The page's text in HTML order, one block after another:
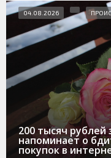
200 тысяч
напоминает о
покупок в
04.08.2026